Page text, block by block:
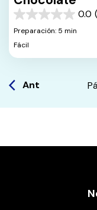
0.0
0.0
de
estrellas.
Preparación: 5 min
Fácil
Ant